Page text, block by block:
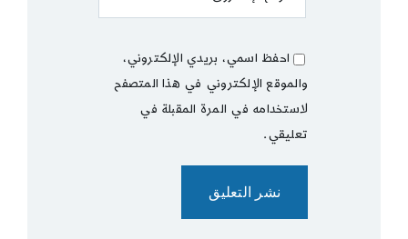
احفظ اسمي، بريدي الإلكتروني،
والموقع الإلكتروني في هذا المتصفح
لاستخدامه في المرة المقبلة في
تعليقي.